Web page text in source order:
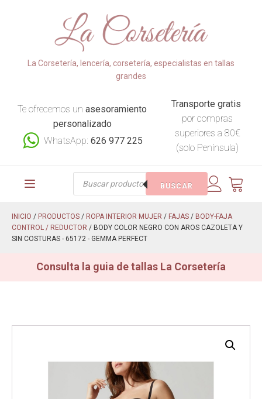
La Corsetería, lencería, corsetería, especialistas en tallas
grandes
Te ofrecemos unasesoramiento
personalizado
WhatsApp:626 977 225
Transporte gratis
por compras
superiores a 80€
(solo Península)
Búsqueda
BUSCAR
INICIO / PRODUCTOS / ROPA INTERIOR MUJER / FAJAS / BODY-FAJA
CONTROL / REDUCTOR / BODY COLOR NEGRO CON AROS CAZOLETA Y
SIN COSTURAS - 65172 - GEMMA PERFECT
Consulta la guia de tallas La Corsetería